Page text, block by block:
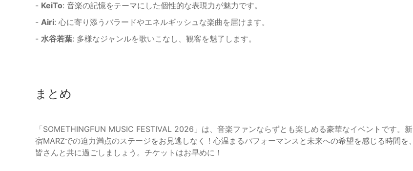
- KeiTo: 音楽の記憶をテーマにした個性的な表現力が魅力です。
- Airi: 心に寄り添うバラードやエネルギッシュな楽曲を届けます。
- 水谷若葉: 多様なジャンルを歌いこなし、観客を魅了します。
まとめ
「SOMETHINGFUN MUSIC FESTIVAL 2026」は、音楽ファンならずとも楽しめる豪華なイベントです。新
宿MARZでの迫力満点のステージをお見逃しなく！心温まるパフォーマンスと未来への希望を感じる時間を、
皆さんと共に過ごしましょう。チケットはお早めに！